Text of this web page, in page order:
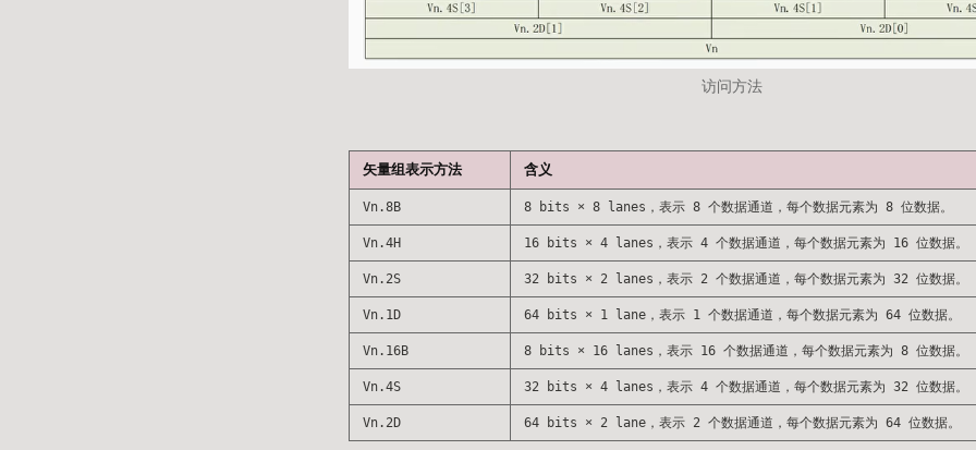
访问方法
矢量组表示方法 含义
Vn.8B 8 bits × 8 lanes，表示 8 个数据通道，每个数据元素为 8 位数据。
Vn.4H 16 bits × 4 lanes，表示 4 个数据通道，每个数据元素为 16 位数据。
Vn.2S 32 bits × 2 lanes，表示 2 个数据通道，每个数据元素为 32 位数据。
Vn.1D 64 bits × 1 lane，表示 1 个数据通道，每个数据元素为 64 位数据。
Vn.16B 8 bits × 16 lanes，表示 16 个数据通道，每个数据元素为 8 位数据。
Vn.4S 32 bits × 4 lanes，表示 4 个数据通道，每个数据元素为 32 位数据。
Vn.2D 64 bits × 2 lane，表示 2 个数据通道，每个数据元素为 64 位数据。